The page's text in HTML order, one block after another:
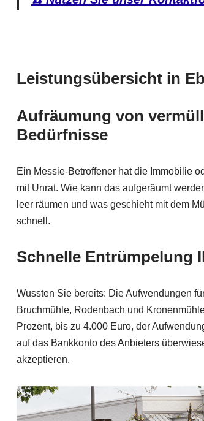
Leistungsübersicht in
Aufräumung von
Bedürfnisse
Ein Messie-Betroffener hat die Immobilie
mit Unrat. Wie kann das aufgeräumt
leer räumen und was geschieht mit dem
schnell.
Schnelle Entrümpelung
Wussten Sie bereits: Die Aufwendungen
Bruchmühle, Rodenbach und
Prozent, bis zu 4.000 Euro, der
auf das Bankkonto des Anbieters
akzeptieren.